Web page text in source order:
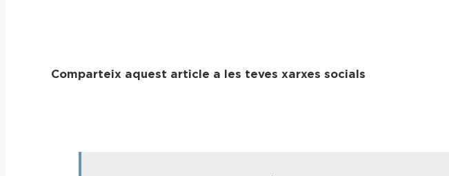
Comparteix aquest article a les teves xarxes socials